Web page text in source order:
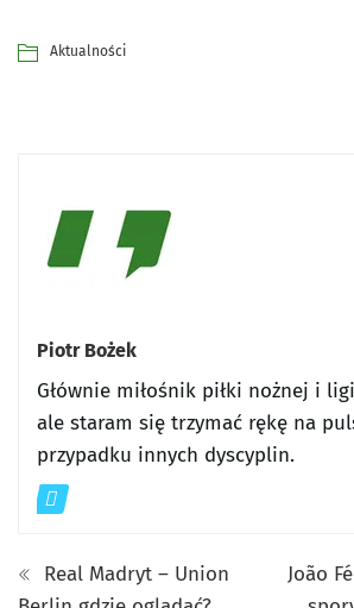
Aktualności
Piotr Bożek
Głównie miłośnik piłki nożnej i
ale staram się trzymać rękę na
przypadku innych dyscyplin.
Real Madryt – Union
João